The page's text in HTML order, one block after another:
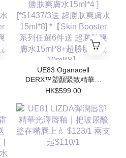
UE83 Oganacell
DERX™塑顏緊致精華霜
50ml$599/1 [*$958/2 送
[*$1437/3送 超勝肽爽膚
水15ml*8] *【Skin
Booster 系列任選6件送
超勝肽爽膚水15ml*8+超
勝肽安瓶10ml*8】
HK$599.00